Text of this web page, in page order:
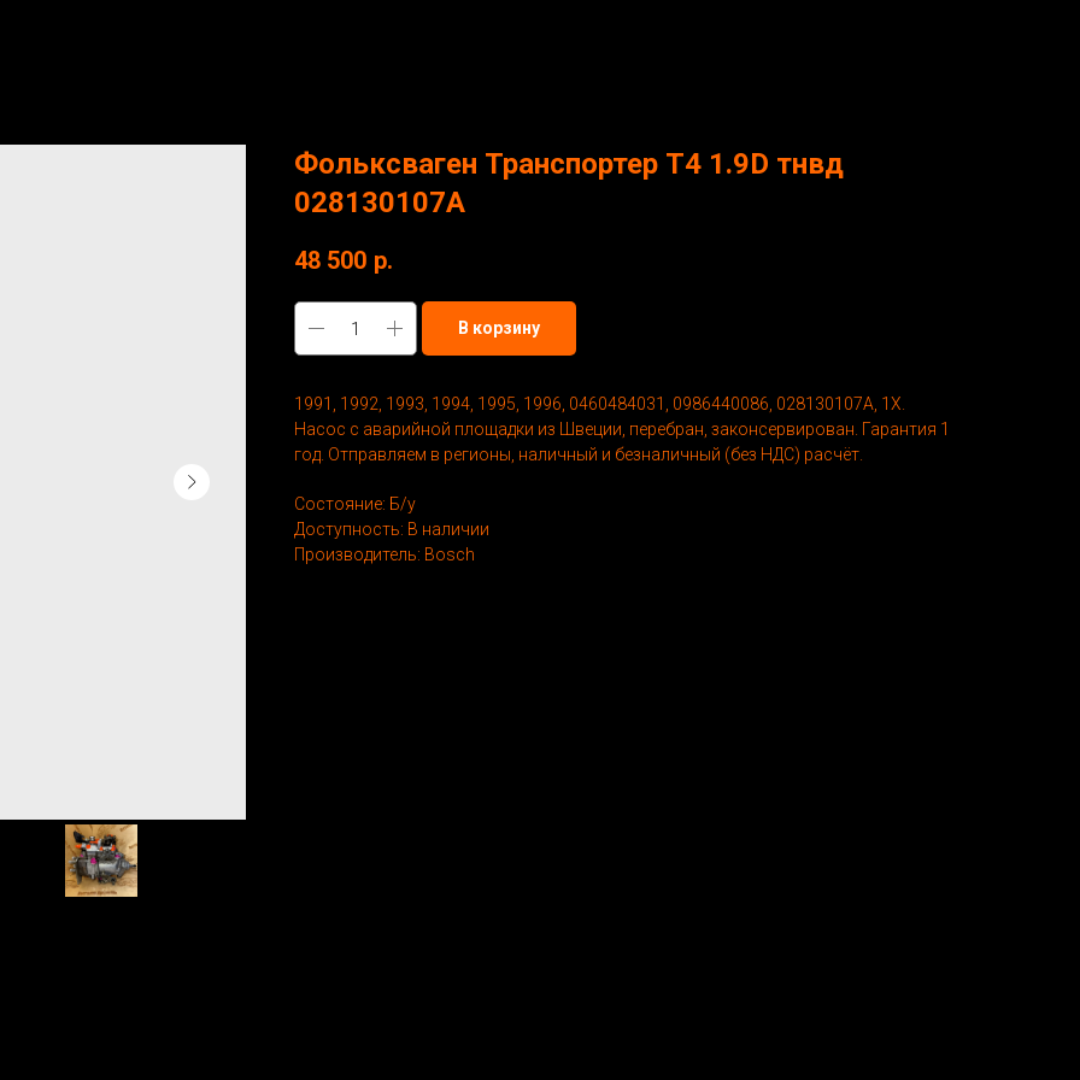
Фольксваген Транспортер Т4 1.9D тнвд
028130107A
48 500 р.
В корзину
1991, 1992, 1993, 1994, 1995, 1996, 0460484031, 0986440086, 028130107A, 1X.
Насос с аварийной площадки из Швеции, перебран, законсервирован. Гарантия 1
год. Отправляем в регионы, наличный и безналичный (без НДС) расчёт.
Состояние: Б/у
Доступность: В наличии
Производитель: Bosch